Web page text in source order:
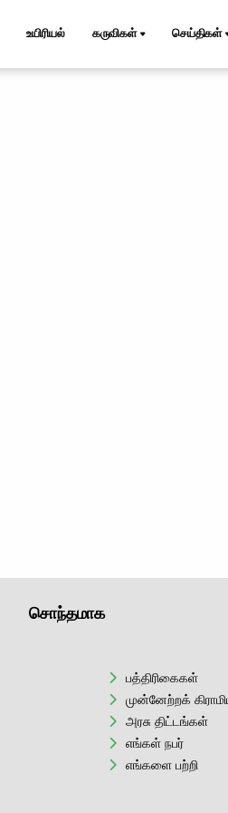
உயிரியல் கருவிகள் செய்திகள்
சொந்தமாக
பத்திரிகைகள்
முன்னேற்றக்
அரசு திட்டங்கள்
எங்கள் நபர்
எங்களை பற்றி